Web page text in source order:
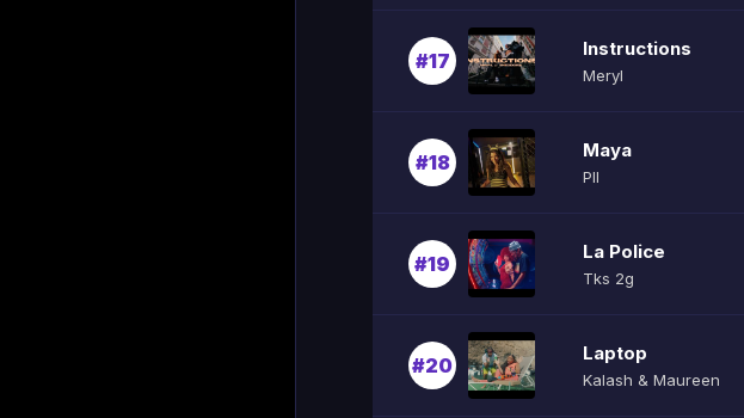
#17
Instructions
Meryl
#18
Maya
Pll
#19
La Police
Tks 2g
#20
Laptop
Kalash & Maureen